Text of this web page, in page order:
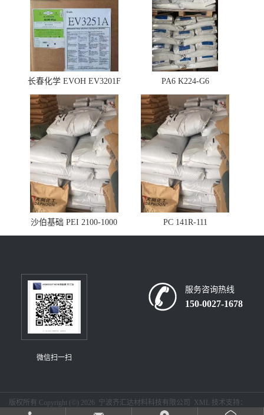
长春化学 EVOH EV3201F PA6 K224-G6
沙伯基础 PEI 2100-1000 PC 141R-111
微信扫一扫
服务咨询热线
150-0027-1678
版权所有 Copyright (©) 2026 宁波齐汇达材料科技有限公司 XML
技术支持：